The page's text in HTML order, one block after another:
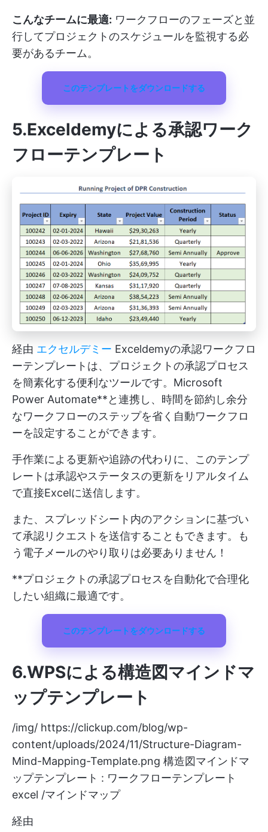
こんなチームに最適: ワークフローのフェーズと並
行してプロジェクトのスケジュールを監視する必
要があるチーム。
このテンプレートをダウンロードする
5.Exceldemyによる承認ワーク
フローテンプレート
経由 エクセルデミー Exceldemyの承認ワークフロ
ーテンプレートは、プロジェクトの承認プロセス
を簡素化する便利なツールです。Microsoft
Power Automate**と連携し、時間を節約し余分
なワークフローのステップを省く自動ワークフロ
ーを設定することができます。
手作業による更新や追跡の代わりに、このテンプ
レートは承認やステータスの更新をリアルタイム
で直接Excelに送信します。
また、スプレッドシート内のアクションに基づい
て承認リクエストを送信することもできます。も
う電子メールのやり取りは必要ありません！
**プロジェクトの承認プロセスを自動化で合理化
したい組織に最適です。
このテンプレートをダウンロードする
6.WPSによる構造図マインドマ
ップテンプレート
/img/ https://clickup.com/blog/wp-
content/uploads/2024/11/Structure-Diagram-
Mind-Mapping-Template.png 構造図マインドマ
ップテンプレート : ワークフローテンプレート
excel /マインドマップ
経由